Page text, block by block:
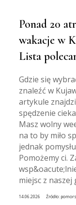
Ponad 20
wakacje w
Lista
Gdzie się
znaleźć w
artykule
spędzenie
Masz wolny
na to by miło
jednak
Pomożemy ci.
miejsc z naszej
14.06.2026 Źródło: